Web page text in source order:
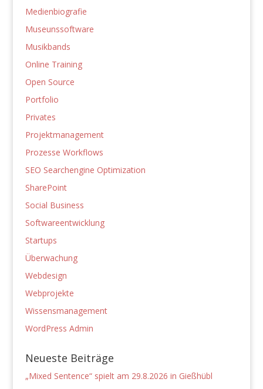
Medienbiografie
Museunssoftware
Musikbands
Online Training
Open Source
Portfolio
Privates
Projektmanagement
Prozesse Workflows
SEO Searchengine Optimization
SharePoint
Social Business
Softwareentwicklung
Startups
Überwachung
Webdesign
Webprojekte
Wissensmanagement
WordPress Admin
Neueste Beiträge
„Mixed Sentence“ spielt am 29.8.2026 in Gießhübl